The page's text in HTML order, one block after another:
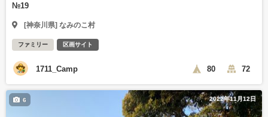
№19
[神奈川県] なみのこ村
ファミリー 区画サイト
1711_Camp 80 72
2022年11月12日
6